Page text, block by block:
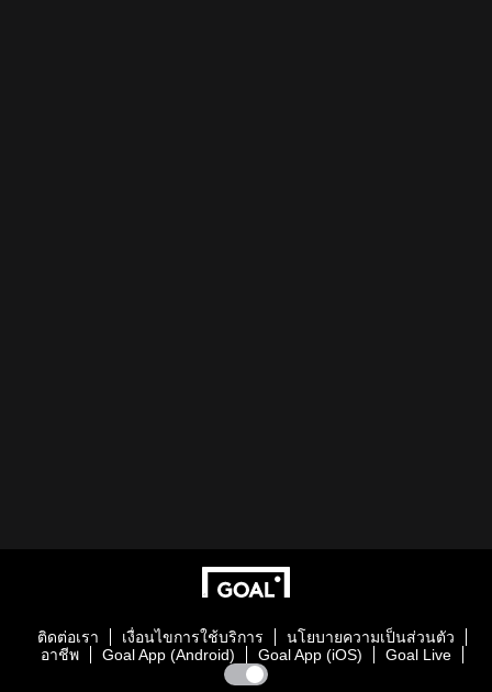
ติดต่อเรา เงื่อนไขการใช้บริการ
นโยบายความเป็นส่วนตัว
อาชีพ
Goal App (Android) Goal App (iOS) Goal Live